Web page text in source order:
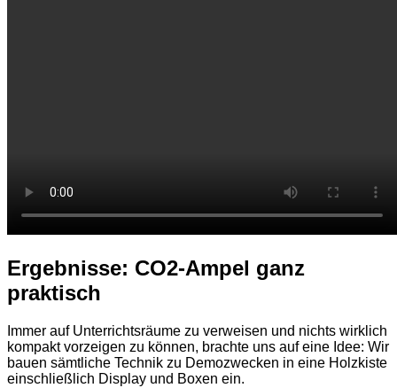
Ergebnisse: CO2-Ampel ganz
praktisch
Immer auf Unterrichtsräume zu verweisen und nichts wirklich
kompakt vorzeigen zu können, brachte uns auf eine Idee: Wir
bauen sämtliche Technik zu Demozwecken in eine Holzkiste
einschließlich Display und Boxen ein.